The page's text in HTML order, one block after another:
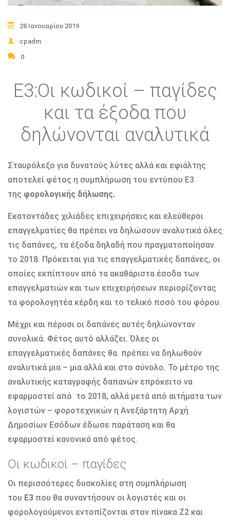
28 Ιανουαρίου 2019
cpadm
0
Ε3:Οι κωδικοί – παγίδες
και τα έξοδα που
δηλώνονται αναλυτικά
Σταυρόλεξο για δυνατούς λύτες αλλά και εφιάλτης
αποτελεί φέτος η συμπλήρωση του εντύπου Ε3
της φορολογικής δήλωσης.
Εκατοντάδες χιλιάδες επιχειρήσεις και ελεύθεροι
επαγγελματίες θα πρέπει να δηλώσουν αναλυτικά όλες
τις δαπάνες, τα έξοδα δηλαδή που πραγματοποίησαν
το 2018. Πρόκειται για τις επαγγελματικές δαπάνες, οι
οποίες εκπίπτουν από τα ακαθάριστα έσοδα των
επαγγελματιών και των επιχειρήσεων περιορίζοντας
τα φορολογητέα κέρδη και το τελικό ποσό του φόρου.
Μέχρι και πέρυσι οι δαπάνες αυτές δηλώνονταν
συνολικά. Φέτος αυτό αλλάζει. Όλες οι
επαγγελματικές δαπάνες θα πρέπει να δηλωθούν
αναλυτικά μια – μια αλλά και στο σύνολο. Το μέτρο της
αναλυτικής καταγραφής δαπανών επρόκειτο να
εφαρμοστεί από το 2018, αλλά μετά από αιτήματα των
λογιστών – φοροτεχνικών η Ανεξάρτητη Αρχή
Δημοσίων Εσόδων έδωσε παράταση και θα
εφαρμοστεί κανονικά από φέτος.
Οι κωδικοί – παγίδες
Οι περισσότερες δυσκολίες στη συμπλήρωση
του Ε3 που θα συναντήσουν οι λογιστές και οι
φορολογούμενοι εντοπίζονται στον πίνακα Ζ2 και